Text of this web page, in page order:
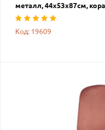
металл, 44х53х87см,
Код: 19609